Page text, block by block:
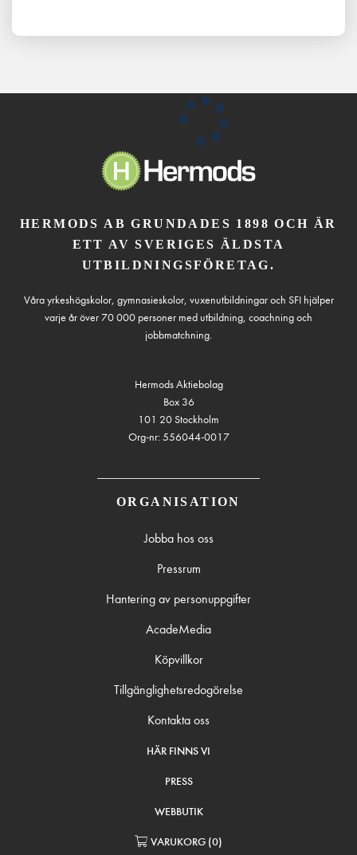
HERMODS AB GRUNDADES 1898 OCH ÄR
ETT AV SVERIGES ÄLDSTA
UTBILDNINGSFÖRETAG.
Våra yrkeshögskolor, gymnasieskolor, vuxenutbildningar och SFI hjälper
varje år över 70 000 personer med utbildning, coachning och
jobbmatchning.
Hermods Aktiebolag
Box 36
101 20 Stockholm
Org-nr: 556044-0017
ORGANISATION
Jobba hos oss
Pressrum
Hantering av personuppgifter
AcadeMedia
Köpvillkor
Tillgänglighetsredogörelse
Kontakta oss
HÄR FINNS VI
PRESS
WEBBUTIK
VARUKORG (0)